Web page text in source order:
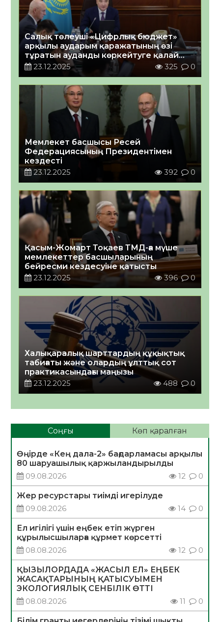
Салық төлеуші «Цифрлық бюджет»
арқылы аударым қаражатының өзі
тұратын ауданды көркейтуге қалай
әсер етіп жатқанын көре алады
23.12.2025 325 0
Мемлекет басшысы Ресей
Федерациясының Президентімен
кездесті
23.12.2025
392 0
Қасым-Жомарт Тоқаев ТМД-ға мүше
мемлекеттер басшыларының
бейресми кездесуіне қатысты
23.12.2025
396 0
Халықаралық шарттардың құқықтық
табиғаты және олардың ұлттық сот
практикасындағы маңызы
23.12.2025
488 0
Соңғы Көп қаралған
Өңірде «Кең дала-2» бағдарламасы арқылы
80 шаруашылық қаржыландырылды
09.08.2026
12 0
Жер ресурстары тиімді игерілуде
09.08.2026
14 0
Ел игілігі үшін еңбек етіп жүрген
құрылысшыларға құрмет көрсетті
08.08.2026
12 0
ҚЫЗЫЛОРДАДА «ЖАСЫЛ ЕЛ» ЕҢБЕК
ЖАСАҚТАРЫНЫҢ ҚАТЫСУЫМЕН
ЭКОЛОГИЯЛЫҚ СЕНБІЛІК ӨТТІ
08.08.2026
11 0